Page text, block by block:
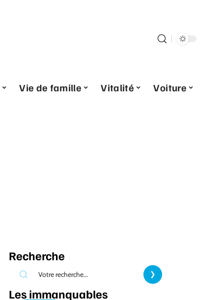
Vie de famille Vitalité Voiture
Recherche
Les immanquables